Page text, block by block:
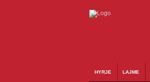
HYRJE LAJME